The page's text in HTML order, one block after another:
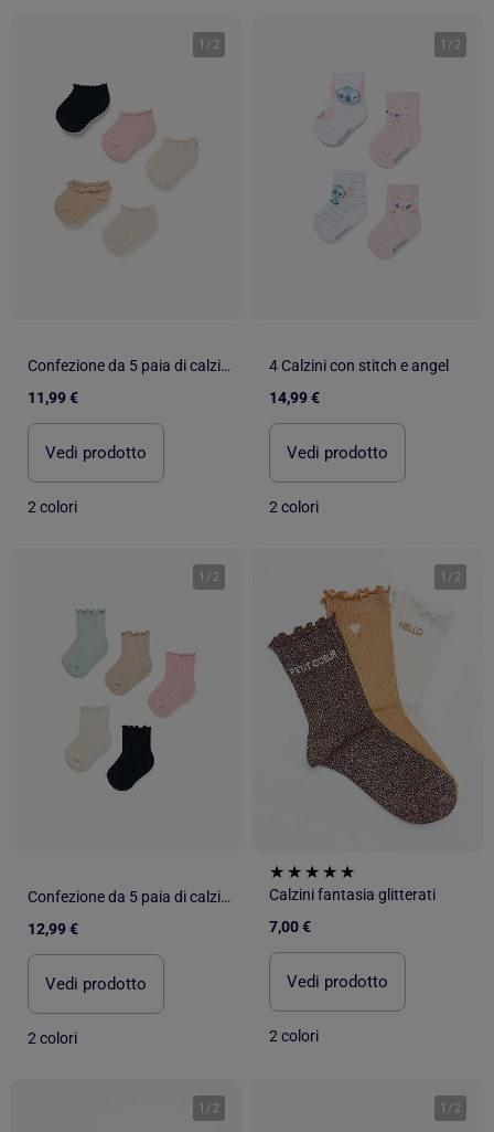
1 / 2
Confezione da 5 paia di calzini alla caviglia misti
11,99 €
Vedi prodotto
2 colori
1 / 2
4 Calzini con stitch e angel
14,99 €
Vedi prodotto
2 colori
1 / 2
Confezione da 5 paia di calzini a costine con polsini ondulatie
12,99 €
Vedi prodotto
2 colori
1 / 2
Calzini fantasia glitterati
7,00 €
Vedi prodotto
2 colori
1 / 2 1 / 2